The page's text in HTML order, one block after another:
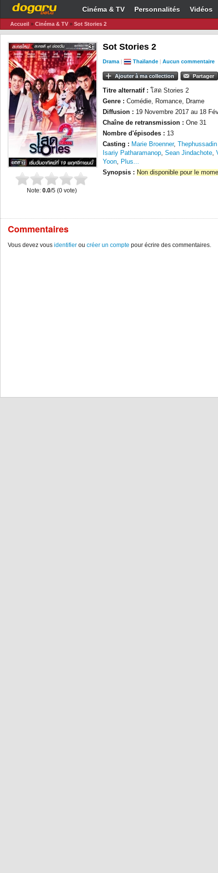
Cinéma & TV Personnalités Vidéos
Accueil » Cinéma & TV » Sot Stories 2
Note: 0.0/5 (0vote)
Sot Stories 2
Drama | Thaïlande | Aucun commentaire
Ajouter à ma collection Partager
Titre alternatif : โสด Stories 2
Genre : Comédie, Romance, Drame
Diffusion : 19 Novembre 2017 au 18
Chaîne de retransmission : One 31
Nombre d'épisodes : 13
Casting : Marie Broenner,
Isariy Patharamanop, Sean Jindachote,
Yoon, Plus...
Synopsis : Non disponible pour le
Commentaires
Vous devez vous identifier ou créer un compte pour écrire des commentaires.